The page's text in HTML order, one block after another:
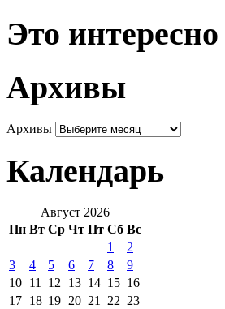
Это интересно
Архивы
Архивы
Календарь
Август 2026
Пн Вт Ср Чт Пт Сб Вс
1
2
3
4 5 6 7 8
9
10 11 12 13 14 15 16
17 18 19 20 21 22 23